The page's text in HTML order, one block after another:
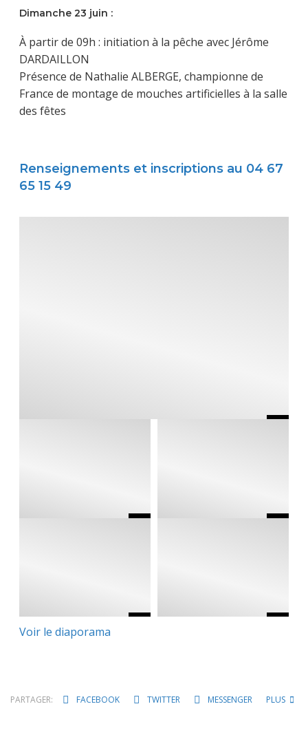
Dimanche 23 juin :
À partir de 09h : initiation à la pêche avec Jérôme
DARDAILLON
Présence de Nathalie ALBERGE, championne de
France de montage de mouches artificielles à la salle
des fêtes
Renseignements et inscriptions au 04 67
65 15 49
Voir le diaporama
PARTAGER: FACEBOOK TWITTER MESSENGER PLUS